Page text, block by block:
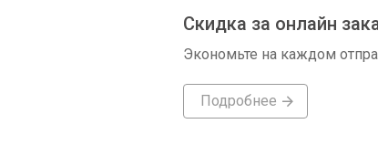
Скидка за онлайн
Экономьте на каждом
Подробнее